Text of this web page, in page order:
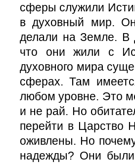
сферы служили
в духовный мир.
делали на Земле. В
что они жили с
духовного мира
сферах. Там
любом уровне. Это
и не рай. Но
перейти в Царство
оживлены. Но
надежды? Они были